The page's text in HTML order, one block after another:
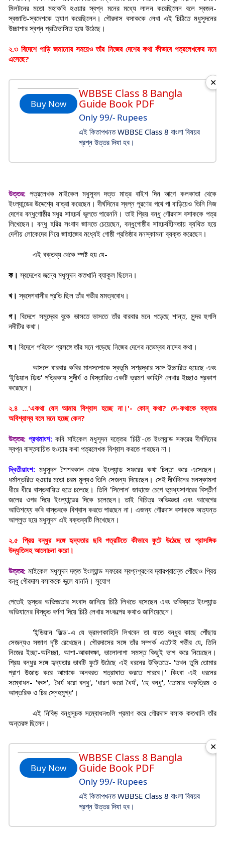
মিলটনের মতো মহাকবি হওয়ার স্বপ্ন মনের মধ্যে লালন করেছিলেন বলে স্বজন-
স্বজাতি-স্বদেশকে ত্যাগ করেছিলেন। গৌরদাস বসাককে লেখা এই চিঠিতে মধুসূদনের
উচ্চাশার স্বপ্ন প্রতিভাসিত হয়ে উঠেছে।
২.৩ বিদেশে পাড়ি জমানোর সময়েও তাঁর নিজের দেশের কথা কীভাবে পত্রলেখকের মনে
এসেছে?
Buy Now
WBBSE Class 8 Bangla
Guide Book PDF
Only 99/- Rupees
এই কিতাপখনত WBBSE Class 8 বাংলা বিষয়র
প্রশ্ন উত্তর দিযা হব।
✕
উত্তর: পত্রলেখক মাইকেল মধুসূদন দত্ত মাত্র বাইশ দিন আগে কলকাতা থেকে
ইংল্যান্ডের উদ্দেশ্যে যাত্রা করেছেন। দীর্ঘদিনের স্বপ্ন পূরণের পথে পা বাড়িয়েও তিনি নিজ
দেশের বন্ধুগোষ্ঠীর মধুর সাহচর্য ভুলতে পারেননি। তাই প্রিয় বন্ধু গৌরদাস বসাককে পত্র
লিখেছেন। বন্ধু হরির সংবাদ জানতে চেয়েছেন, বন্ধুগোষ্ঠীর সাহচর্যহীনতায় ব্যথিত হয়ে
দেশীয় লোকেদের নিয়ে জাহাজের মধ্যেই গোষ্ঠী প্রতিষ্ঠার মনস্কামনা ব্যক্ত করেছেন।
এই বক্তব্য থেকে স্পষ্ট হয় যে-
ক।স্বদেশের জন্যে মধুসূদন কতখানি ব্যাকুল ছিলেন।
খ।স্বদেশবাসীর প্রতি ছিল তাঁর গভীর মমত্ববোধ।
গ।বিদেশে সমুদ্রের বুকে ভাসতে ভাসতে তাঁর বারবার মনে পড়েছে শান্ত, সুন্দর হুগলি
নদীটির কথা।
ঘ। বিদেশে পরিবেশ প্রসঙ্গে তাঁর মনে পড়েছে নিজের দেশের নভেম্বর মাসের কথা।
আসলে বারবার কবির মানসলোকে স্বভূমি সশ্রদ্ধার সঙ্গে উচ্চারিত হয়েছে এবং
'ইন্ডিয়ান ফিল্ড' পত্রিকায় সুদীর্ঘ ও বিস্তারিত একটি ভ্রমণ কাহিনি লেখার ইচ্ছাও প্রকাশ
করেছেন।
২.৪ ...'একথা যেন আমার বিশ্বাস হচ্ছে না।'- কোন্ কথা? সে-কথাকে বক্তার
অবিশ্বাস্য বলে মনে হচ্ছে কেন?
উত্তর: প্রথমাংশ: কবি মাইকেল মধুসূদন দত্তের 'চিঠি'-তে ইংল্যান্ড সফরের দীর্ঘদিনের
স্বপ্ন বাস্তবায়িত হওয়ার কথা পত্রলেখক বিশ্বাস করতে পারছেন না।
দ্বিতীয়াংশ: মধুসূদন শৈশবকাল থেকে ইংল্যান্ড সফরের কথা চিন্তা করে এসেছেন।
ধর্মান্তরিত হওয়ার মতো চরম মূল্যও তিনি সেজন্য দিয়েছেন। সেই দীর্ঘদিনের মনস্কামনা
ধীরে ধীরে বাস্তবায়িত হতে চলেছে। তিনি 'সিলোন' জাহাজে চেপে ভূমধ্যসাগরের বিস্তীর্ণ
জলের ওপর দিয়ে ইংল্যান্ডের দিকে চলেছেন। তাই বিচিত্র অভিজ্ঞতা এবং আবেগের
আতিশয্যে কবি বাস্তবকে বিশ্বাস করতে পারছেন না। এজন্য গৌরদাস বসাককে অত্যন্ত
আপ্লুত হয়ে মধুসূদন এই বক্তব্যটি লিখেছেন।
২.৫ প্রিয় বন্ধুর সঙ্গে হৃদ্যতার ছবি পত্রটিতে কীভাবে ফুটে উঠেছে তা প্রাসঙ্গিক
উদ্ধৃতিসহ আলোচনা করো।
উত্তর: মাইকেল মধুসূদন দত্ত ইংল্যান্ড সফরের স্বপ্নপূরণের দ্বারপ্রান্তে পৌঁছেও প্রিয়
বন্ধু গৌরদাস বসাককে ভুলে যাননি। সুযোগ
পেতেই দুস্তর অভিজ্ঞতার সংবাদ জানিয়ে চিঠি লিখতে বসেছেন এবং ভবিষ্যতে ইংল্যান্ড
অভিযানের বিস্তৃত বর্ণনা দিয়ে চিঠি লেখার সংকল্পের কথাও জানিয়েছেন।
'ইন্ডিয়ান ফিল্ড'-এ যে ভ্রমণকাহিনি লিখবেন তা যাতে বন্ধুর কাছে পৌঁছায়
সেজন্যও সজাগ দৃষ্টি রেখেছেন। গৌরদাসের সঙ্গে তাঁর সম্পর্ক এতটাই গভীর যে, তিনি
নিজের ইচ্ছা-অনিচ্ছা, আশা-আকাঙ্ক্ষা, ভালোলাগা সমস্ত কিছুই ভাগ করে নিয়েছেন।
প্রিয় বন্ধুর সঙ্গে হৃদ্যতার ভাবটি ফুটে উঠেছে এই ধরনের উক্তিতে- 'তখন তুমি তোমার
প্রাণ উজাড় করে আমাকে অনবরত পত্রাঘাত করতে পারবে।' কিংবা এই ধরনের
সম্বোধন- 'বৎস', 'ধৈর্য ধরো বন্ধু', 'ধারণ করো ধৈর্য', 'হে বন্ধু', 'তোমার অকৃত্রিম ও
আন্তরিক ও চির স্নেহমুগ্ধ'।
এই নিবিড় বন্ধুসূচক সম্বোধনগুলি প্রমাণ করে গৌরদাস বসাক কতখানি তাঁর
অন্তরঙ্গ ছিলেন।
Buy Now
WBBSE Class 8 Bangla
Guide Book PDF
Only 99/- Rupees
এই কিতাপখনত WBBSE Class 8 বাংলা বিষয়র
প্রশ্ন উত্তর দিযা হব।
✕